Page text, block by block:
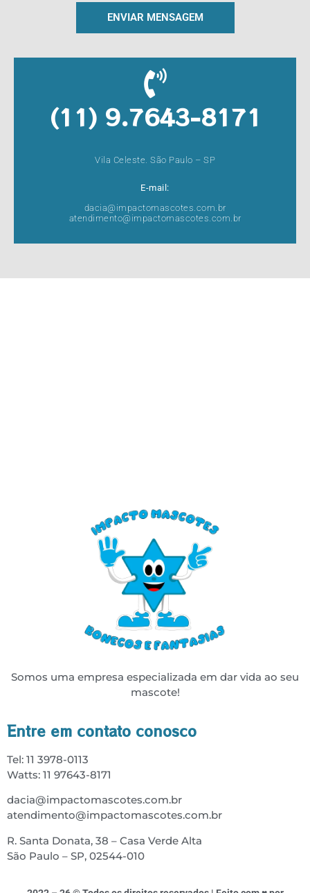
ENVIAR MENSAGEM
(11) 9.7643-8171
Vila Celeste. São Paulo – SP
E-mail:
dacia@impactomascotes.com.br
atendimento@impactomascotes.com.br
Somos uma empresa especializada em dar vida ao seu
mascote!
Entre em contato conosco
Tel: 11 3978-0113
Watts: 11 97643-8171
dacia@impactomascotes.com.br
atendimento@impactomascotes.com.br
R. Santa Donata, 38 – Casa Verde Alta
São Paulo – SP, 02544-010